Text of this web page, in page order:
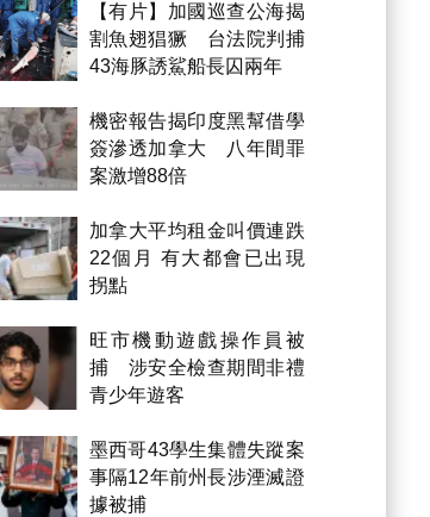
【有片】加國巡查公海揭
割魚翅猖獗 台法院判捕
43海豚誘鯊船長囚兩年
機密報告揭印度黑幫借學
簽滲透加拿大 八年間罪
案激增88倍
加拿大平均租金叫價連跌
22個月 有大都會已出現
拐點
旺市機動遊戲操作員被
捕 涉安全檢查期間非禮
青少年遊客
墨西哥43學生集體失蹤案
事隔12年前州長涉湮滅證
據被捕